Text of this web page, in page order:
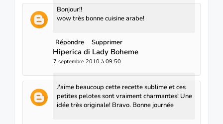
Bonjour!!
wow très bonne cuisine arabe!
Répondre Supprimer
Hiperica di Lady Boheme
7 septembre 2010 à 09:50
J'aime beaucoup cette recette sublime et ces
petites pelotes sont vraiment charmantes! Une
idée très originale! Bravo. Bonne journée